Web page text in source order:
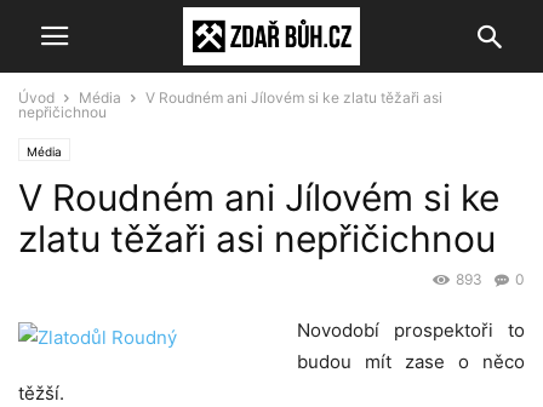
Úvod Média
V Roudném ani Jílovém si ke zlatu těžaři asi
nepřičichnou
Média
V Roudném ani Jílovém si ke
zlatu těžaři asi nepřičichnou
0
893
Novodobí prospektoři to
budou mít zase o něco
těžší.